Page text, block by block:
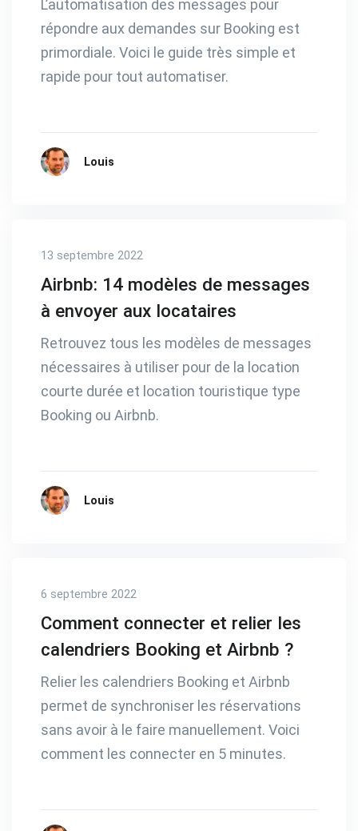
L’automatisation des messages pour
répondre aux demandes sur Booking est
primordiale. Voici le guide très simple et
rapide pour tout automatiser.
Louis
13 septembre 2022
Airbnb: 14 modèles de messages
à envoyer aux locataires
Retrouvez tous les modèles de messages
nécessaires à utiliser pour de la location
courte durée et location touristique type
Booking ou Airbnb.
Louis
6 septembre 2022
Comment connecter et relier les
calendriers Booking et Airbnb ?
Relier les calendriers Booking et Airbnb
permet de synchroniser les réservations
sans avoir à le faire manuellement. Voici
comment les connecter en 5 minutes.